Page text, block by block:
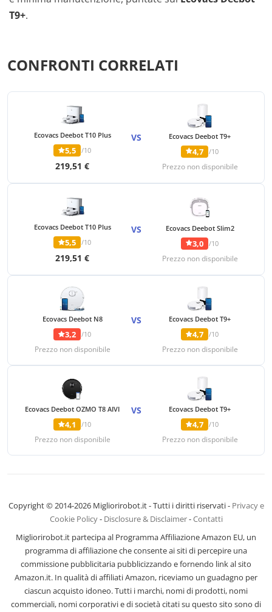
T9+.
CONFRONTI CORRELATI
Ecovacs Deebot T10 Plus
5,5 /10
219,51 €
VS Ecovacs Deebot T9+
4,7 /10
Prezzo non disponibile
Ecovacs Deebot T10 Plus
5,5 /10
219,51 €
VS Ecovacs Deebot Slim2
3,0 /10
Prezzo non disponibile
Ecovacs Deebot N8
3,2 /10
Prezzo non disponibile
VS Ecovacs Deebot T9+
4,7 /10
Prezzo non disponibile
Ecovacs Deebot OZMO T8 AIVI
4,1 /10
Prezzo non disponibile
VS Ecovacs Deebot T9+
4,7 /10
Prezzo non disponibile
Copyright © 2014-2026 Migliorirobot.it - Tutti i diritti riservati - Privacy e
Cookie Policy- Disclosure & Disclaimer-Contatti
Migliorirobot.it partecipa al Programma Affiliazione Amazon EU, un
programma di affiliazione che consente ai siti di percepire una
commissione pubblicitaria pubblicizzando e fornendo link al sito
Amazon.it. In qualità di affiliati Amazon, riceviamo un guadagno per
ciascun acquisto idoneo. Tutti i marchi, nomi di prodotti, nomi
commerciali, nomi corporativi e di società citati su questo sito sono di